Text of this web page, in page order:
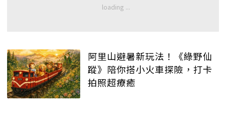
阿里山避暑新玩法！《綠野仙
蹤》陪你搭小火車探險，打卡
拍照超療癒